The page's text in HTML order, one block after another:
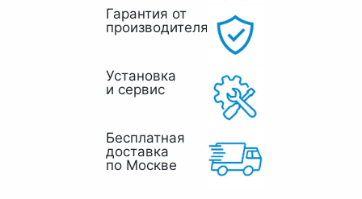
Гарантия от
производителя
Установка
и сервис
Бесплатная
доставка
по Москве